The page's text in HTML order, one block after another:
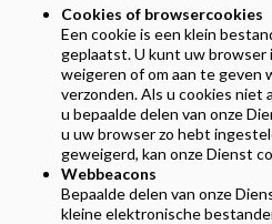
Cookies of browsercookies
Een cookie is een klein
geplaatst. U kunt uw browser
weigeren of om aan te geven
verzonden. Als u cookies niet
u bepaalde delen van onze
u uw browser zo hebt
geweigerd, kan onze Dienst
Webbeacons
Bepaalde delen van onze
kleine elektronische